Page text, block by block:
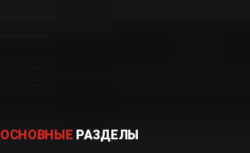
ОСНОВНЫЕ РАЗДЕЛЫ